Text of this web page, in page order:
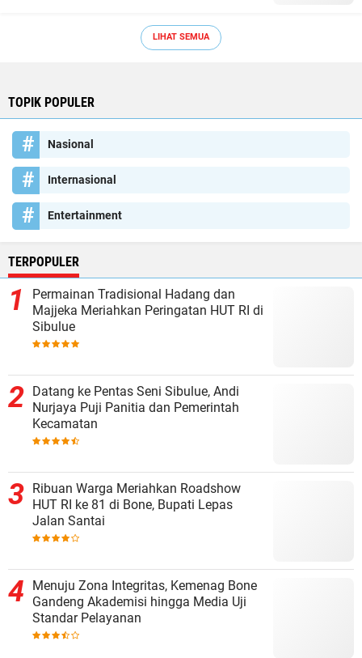
LIHAT SEMUA
TOPIK POPULER
Nasional
Internasional
Entertainment
TERPOPULER
Permainan Tradisional Hadang dan
Majjeka Meriahkan Peringatan HUT RI di
Sibulue
Datang ke Pentas Seni Sibulue, Andi
Nurjaya Puji Panitia dan Pemerintah
Kecamatan
Ribuan Warga Meriahkan Roadshow
HUT RI ke 81 di Bone, Bupati Lepas
Jalan Santai
Menuju Zona Integritas, Kemenag Bone
Gandeng Akademisi hingga Media Uji
Standar Pelayanan